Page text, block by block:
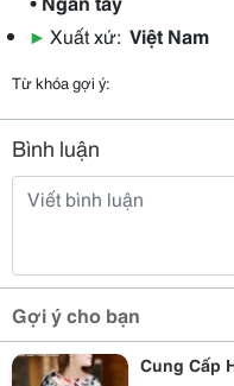
▶ Xuất xứ: Việt Nam
Từ khóa gợi ý:
Bình luận
Gợi ý cho bạn
Cung Cấp